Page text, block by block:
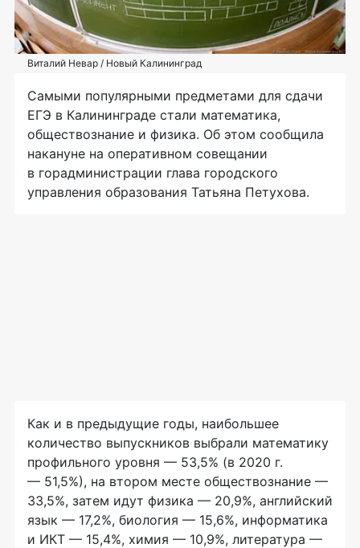
Виталий Невар / Новый Калининград
Самыми популярными предметами для сдачи
ЕГЭ в Калининграде стали математика,
обществознание и физика. Об этом сообщила
накануне на оперативном совещании
в горадминистрации глава городского
управления образования Татьяна Петухова.
Как и в предыдущие годы, наибольшее
количество выпускников выбрали математику
профильного уровня — 53,5% (в 2020 г.
— 51,5%), на втором месте обществознание —
33,5%, затем идут физика — 20,9%, английский
язык — 17,2%, биология — 15,6%, информатика
и ИКТ — 15,4%, химия — 10,9%, литература —